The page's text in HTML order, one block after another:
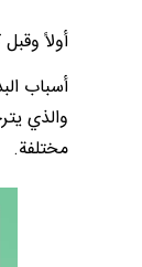
أولاً
مختلفة.